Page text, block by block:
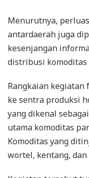
Menurutnya,
antardaerah juga
kesenjangan
distribusi komoditas
Rangkaian
ke sentra produksi
yang dikenal
utama komoditas
Komoditas yang
wortel, kentang, dan